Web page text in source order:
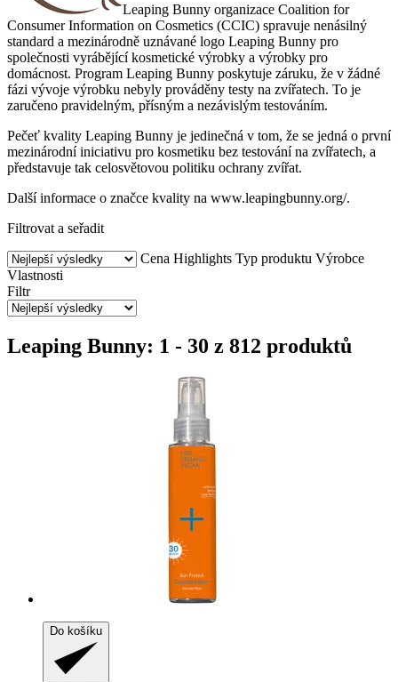
Leaping Bunny organizace Coalition for
Consumer Information on Cosmetics (CCIC) spravuje nenásilný
standard a mezinárodně uznávané logo Leaping Bunny pro
společnosti vyrábějící kosmetické výrobky a výrobky pro
domácnost. Program Leaping Bunny poskytuje záruku, že v žádné
fázi vývoje výrobku nebyly prováděny testy na zvířatech. To je
zaručeno pravidelným, přísným a nezávislým testováním.
Pečeť kvality Leaping Bunny je jedinečná v tom, že se jedná o první
mezinárodní iniciativu pro kosmetiku bez testování na zvířatech, a
představuje tak celosvětovou politiku ochrany zvířat.
Další informace o značce kvality na www.leapingbunny.org/.
Filtrovat a seřadit
Cena Highlights Typ produktu Výrobce
Vlastnosti
Filtr
Leaping Bunny: 1 - 30 z 812 produktů
Do košíku